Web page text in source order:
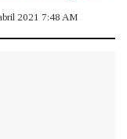
2021 7:48 AM